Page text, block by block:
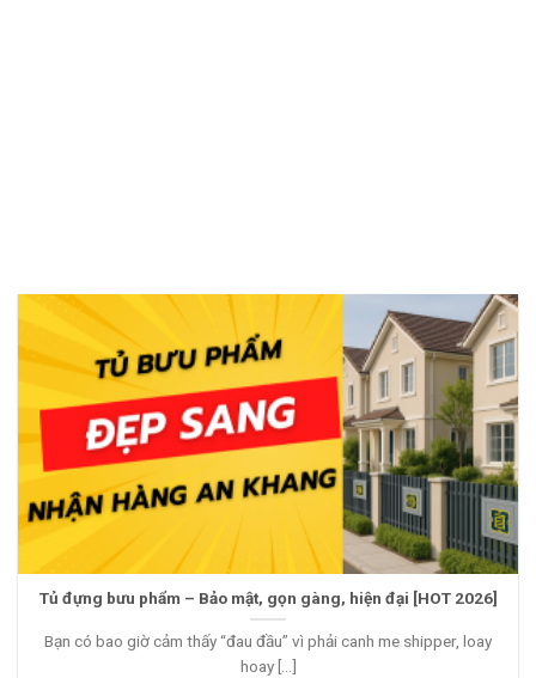
Tủ đựng bưu phẩm – Bảo mật, gọn gàng, hiện đại [HOT 2026]
Bạn có bao giờ cảm thấy “đau đầu” vì phải canh me shipper, loay
hoay [...]